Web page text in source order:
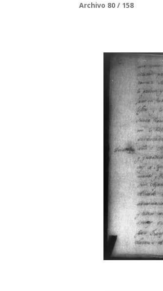
Archivo 80 / 158